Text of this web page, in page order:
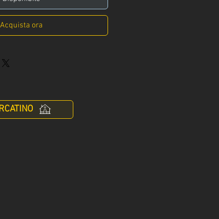
Acquista ora